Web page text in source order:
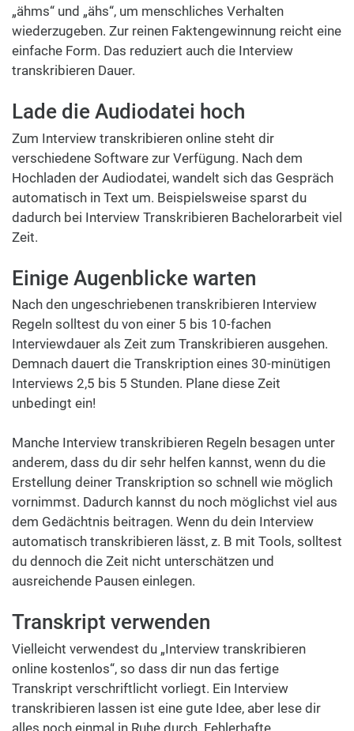
„ähms“ und „ähs“, um menschliches Verhalten
wiederzugeben. Zur reinen Faktengewinnung reicht eine
einfache Form. Das reduziert auch die Interview
transkribieren Dauer.
Lade die Audiodatei hoch
Zum Interview transkribieren online steht dir
verschiedene Software zur Verfügung. Nach dem
Hochladen der Audiodatei, wandelt sich das Gespräch
automatisch in Text um. Beispielsweise sparst du
dadurch bei Interview Transkribieren Bachelorarbeit viel
Zeit.
Einige Augenblicke warten
Nach den ungeschriebenen transkribieren Interview
Regeln solltest du von einer 5 bis 10-fachen
Interviewdauer als Zeit zum Transkribieren ausgehen.
Demnach dauert die Transkription eines 30-minütigen
Interviews 2,5 bis 5 Stunden. Plane diese Zeit
unbedingt ein!
Manche Interview transkribieren Regeln besagen unter
anderem, dass du dir sehr helfen kannst, wenn du die
Erstellung deiner Transkription so schnell wie möglich
vornimmst. Dadurch kannst du noch möglichst viel aus
dem Gedächtnis beitragen. Wenn du dein Interview
automatisch transkribieren lässt, z. B mit Tools, solltest
du dennoch die Zeit nicht unterschätzen und
ausreichende Pausen einlegen.
Transkript verwenden
Vielleicht verwendest du „Interview transkribieren
online kostenlos“, so dass dir nun das fertige
Transkript verschriftlicht vorliegt. Ein Interview
transkribieren lassen ist eine gute Idee, aber lese dir
alles noch einmal in Ruhe durch. Fehlerhafte